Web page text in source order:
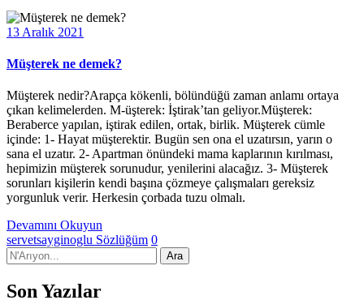
13 Aralık 2021
Müşterek ne demek?
Müşterek nedir?Arapça kökenli, bölündüğü zaman anlamı ortaya
çıkan kelimelerden. M-üşterek: İştirak’tan geliyor.Müşterek:
Beraberce yapılan, iştirak edilen, ortak, birlik. Müşterek cümle
içinde: 1- Hayat müşterektir. Bugün sen ona el uzatırsın, yarın o
sana el uzatır. 2- Apartman önündeki mama kaplarının kırılması,
hepimizin müşterek sorunudur, yenilerini alacağız. 3- Müşterek
sorunları kişilerin kendi başına çözmeye çalışmaları gereksiz
yorgunluk verir. Herkesin çorbada tuzu olmalı.
Devamını Okuyun
servetsayginoglu Sözlüğüm 0
Son Yazılar